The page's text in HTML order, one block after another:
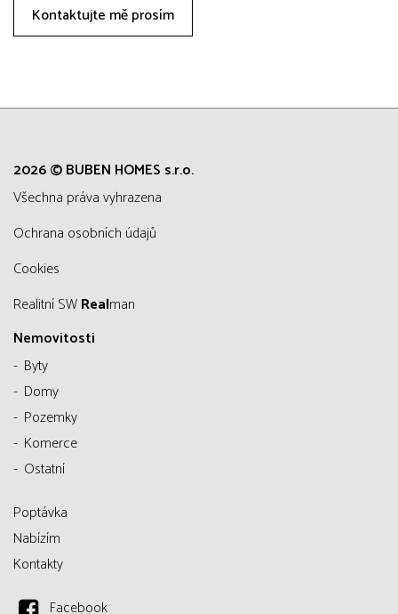
Kontaktujte mě prosím
2026 © BUBEN HOMES s.r.o.
všechna práva vyhrazena
Ochrana osobních údajů
Cookies
Realitní SWRealman
Nemovitosti
Byty
Domy
Pozemky
Komerce
Ostatní
Poptávka
Nabízím
Kontakty
Facebook